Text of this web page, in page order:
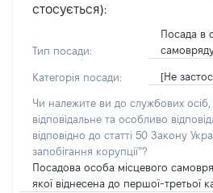
стосується):
Тип посади:
Посада в
Категорія посади: [Не
Чи належите ви до службових осіб,
відповідальне та особливо
відповідно до статті 50 Закону
запобігання корупції”?
Посадова особа місцевого
якої віднесена до першої-третьої